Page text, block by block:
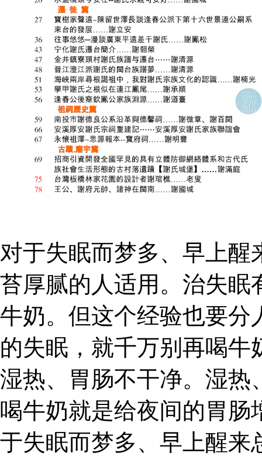
对于失眠而梦多、早上
苔厚腻的人适用。治失眠
牛奶。但这个经验也要分
的失眠，就千万别再喝
湿热、胃肠不干净。湿热
喝牛奶就是给夜间的胃肠
于失眠而梦多、早上醒来